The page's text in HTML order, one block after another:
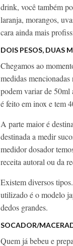
drink, você também
laranja, morangos,
cara ainda mais
DOIS PESOS, DUAS
Chegamos ao
medidas
podem variar de
é feito em inox e tem
A parte maior é
destinada a medir
medidor dosador
receita autoral ou da
Existem diversos
utilizado é o modelo
dedos grandes.
SOCADOR/
Quem já bebeu e